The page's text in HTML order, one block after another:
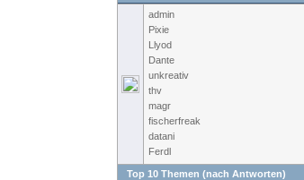
admin
Pixie
Llyod
Dante
unkreativ
thv
magr
fischerfreak
datani
Ferdl
Top 10 Themen (nach Antworten)